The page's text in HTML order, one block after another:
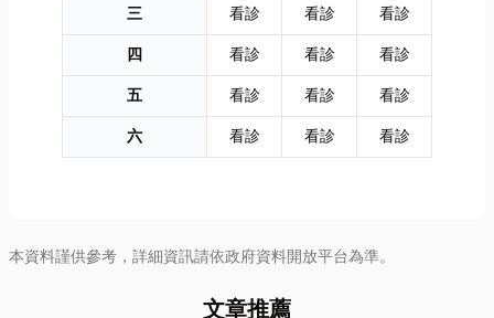
三
看診 看診
看診
四
看診 看診
看診
五
看診 看診
看診
六
看診 看診 看診
本資料謹供參考，詳細資訊請依政府資料開放平台為準。
文章推薦